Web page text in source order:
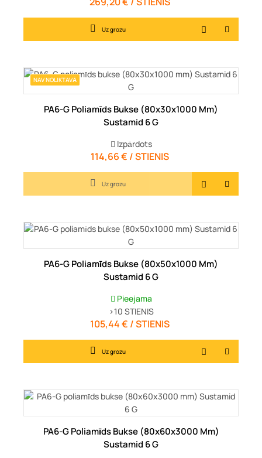
Uz grozu
NAV NOLIKTAVĀ
PA6-G Poliamīds Bukse (80x30x1000 Mm)
Sustamid 6 G
Izpārdots
Cena
114,66 € / STIENIS
Uz grozu
PA6-G Poliamīds Bukse (80x50x1000 Mm)
Sustamid 6 G
Pieejama
>10 STIENIS
Cena
105,44 € / STIENIS
Uz grozu
PA6-G Poliamīds Bukse (80x60x3000 Mm)
Sustamid 6 G